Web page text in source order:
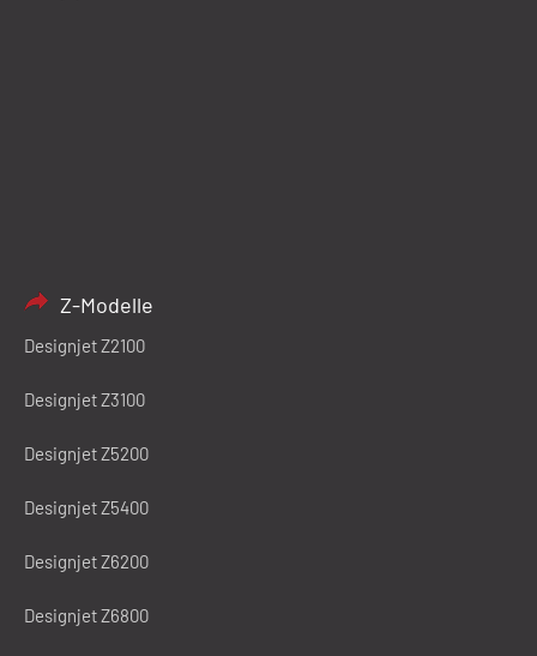
Z-Modelle
Designjet Z2100
Designjet Z3100
Designjet Z5200
Designjet Z5400
Designjet Z6200
Designjet Z6800